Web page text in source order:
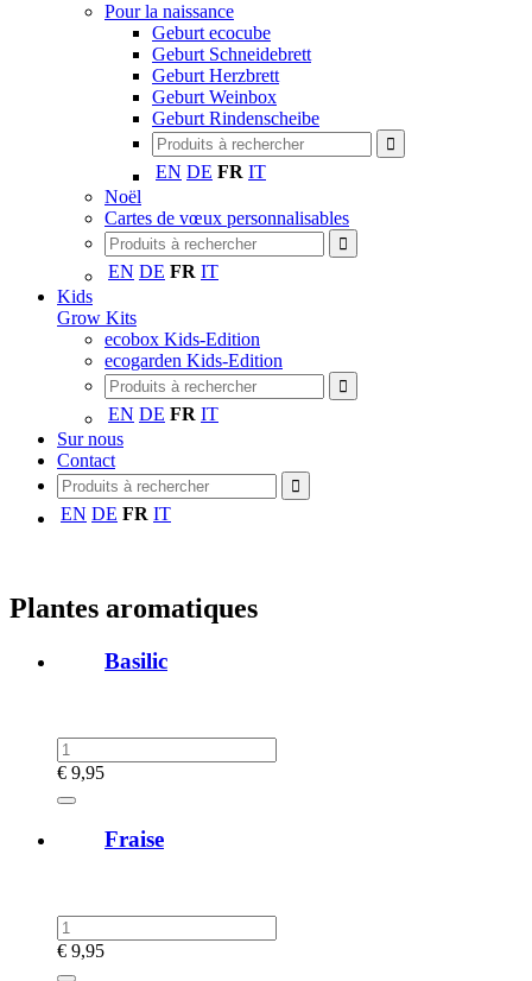
Pour la naissance
Geburt ecocube
Geburt Schneidebrett
Geburt Herzbrett
Geburt Weinbox
Geburt Rindenscheibe
EN DE FR IT
Noël
Cartes de vœux personnalisables
EN DE FR IT
Kids
Grow Kits
ecobox Kids-Edition
ecogarden Kids-Edition
EN DE FR IT
Sur nous
Contact
EN DE FR IT
Plantes aromatiques
Basilic
€ 9,95
Fraise
€ 9,95